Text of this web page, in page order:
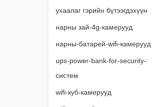
ухаалаг гэрийн бүтээгдэхүүн
нарны зай-4g-камерууд
нарны-батарей-wifi-камерууд
ups-power-bank-for-security-
систем
wifi-куб-камерууд